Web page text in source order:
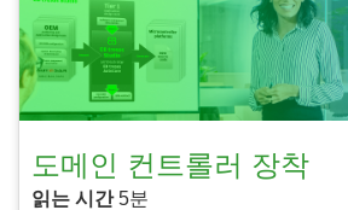
도메인 컨트롤러 장착
읽는 시간5분